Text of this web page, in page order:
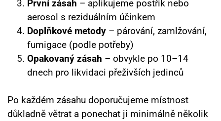
První zásah – aplikujeme postřik nebo
aerosol s reziduálním účinkem
Doplňkové metody – párování, zamlžování,
fumigace (podle potřeby)
Opakovaný zásah – obvykle po 10–14
dnech pro likvidaci přeživších jedinců
Po každém zásahu doporučujeme místnost
důkladně větrat a ponechat ji minimálně několik